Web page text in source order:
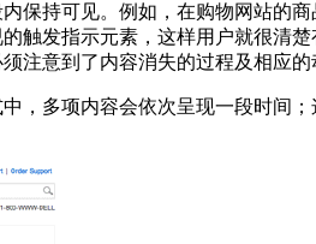
保持可见。例如，在购物网站的
触发指示元素，这样用户就很清
注意到了内容消失的过程及相应的
，多项内容会依次呈现一段时间